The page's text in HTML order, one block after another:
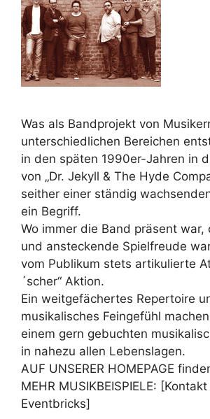
Was als Bandprojekt von
unterschiedlichen Bereichen
in den späten 1990er-Jahren in
von „Dr. Jekyll & The Hyde
seither einer ständig
ein Begriff.
Wo immer die Band präsent war,
und ansteckende Spielfreude
vom Publikum stets artikulierte
´scher“ Aktion.
Ein weitgefächertes Repertoire
musikalisches Feingefühl
einem gern gebuchten
in nahezu allen Lebenslagen.
AUF UNSERER HOMEPAGE
MEHR MUSIKBEISPIELE:
Eventbricks]